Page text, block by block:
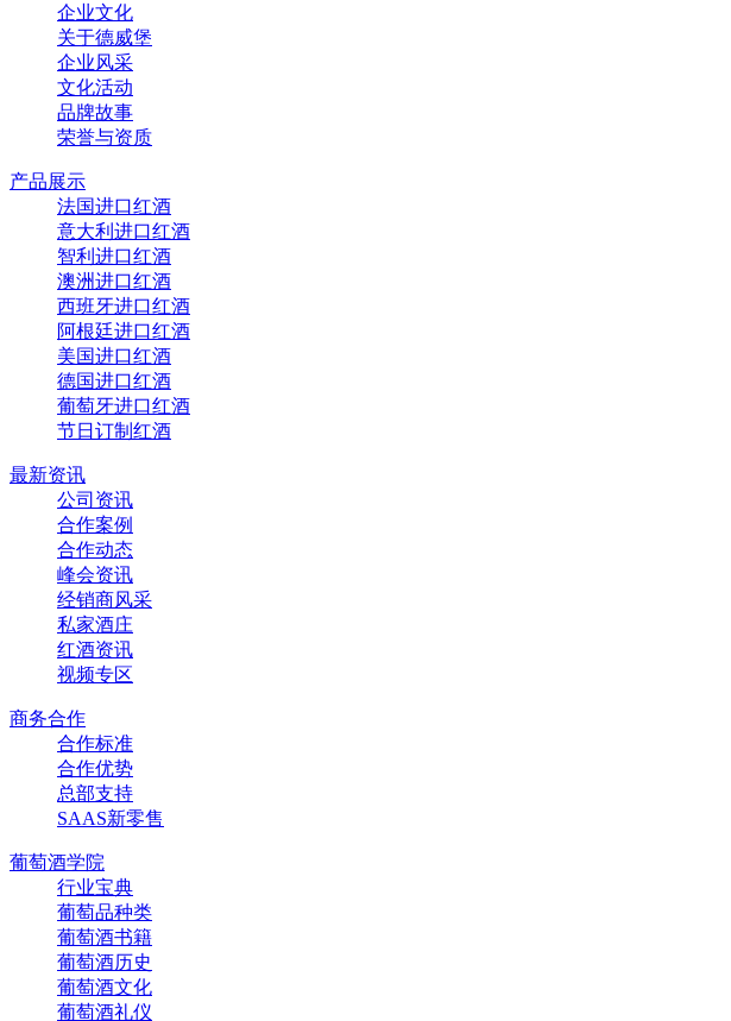
企业文化
关于德威堡
企业风采
文化活动
品牌故事
荣誉与资质
产品展示
法国进口红酒
意大利进口红酒
智利进口红酒
澳洲进口红酒
西班牙进口红酒
阿根廷进口红酒
美国进口红酒
德国进口红酒
葡萄牙进口红酒
节日订制红酒
最新资讯
公司资讯
合作案例
合作动态
峰会资讯
经销商风采
私家酒庄
红酒资讯
视频专区
商务合作
合作标准
合作优势
总部支持
SAAS新零售
葡萄酒学院
行业宝典
葡萄品种类
葡萄酒书籍
葡萄酒历史
葡萄酒文化
葡萄酒礼仪